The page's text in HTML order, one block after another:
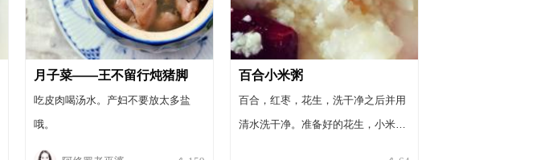
月子菜——王不留行炖猪脚
吃皮肉喝汤水。产妇不要放太多盐
哦。
百合小米粥
百合，红枣，花生，洗干净之后并用
清水洗干净。准备好的花生，小米，